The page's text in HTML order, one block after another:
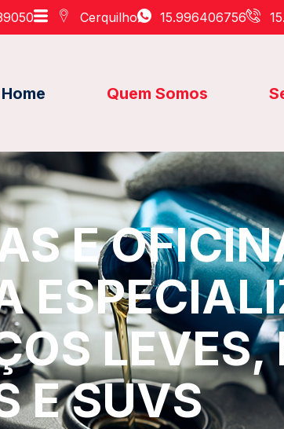
Cerquilho 15.996406756
Home Quem Somos
E
LEVES,
E SUVS